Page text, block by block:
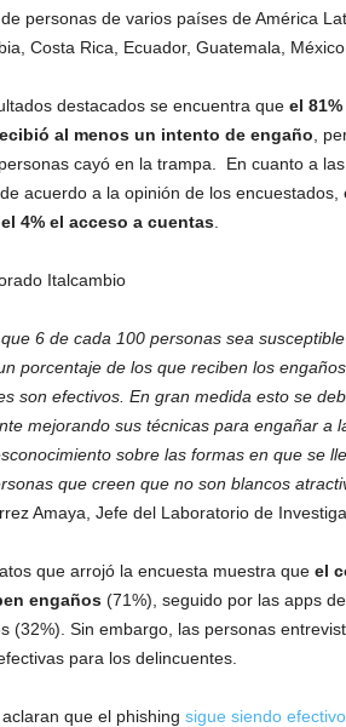
personas de varios países de América
Costa Rica, Ecuador, Guatemala,
destacados se encuentra que el
al menos un intento de engaño ,
cayó en la trampa. En cuanto a
acuerdo a la opinión de los encuestados,
4% el acceso a cuentas.
Italcambio
que 6 de cada 100 personas sea
porcentaje de los que reciben los
son efectivos. En gran medida esto se
mejorando sus técnicas para engañar a
sobre las formas en que se
que creen que no son blancos
Amaya, Jefe del Laboratorio de
que arrojó la encuesta muestra que el
engaños(71%), seguido por las apps
(32%). Sin embargo, las personas
para los delincuentes.
que el phishing sigue siendo efectivo